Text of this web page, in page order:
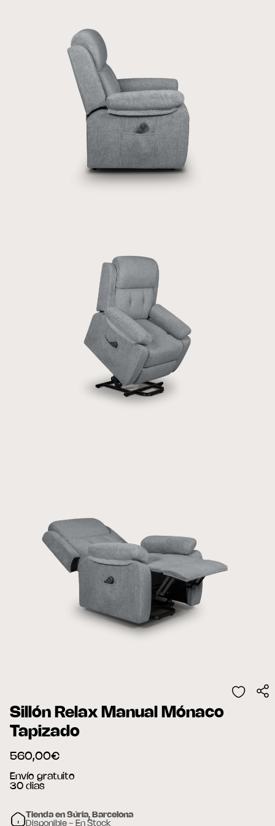
Sillón Relax Manual Mónaco
Tapizado
560,00€
Envío gratuito
30 dias
Tienda en Súria, Barcelona
Disponible - En Stock